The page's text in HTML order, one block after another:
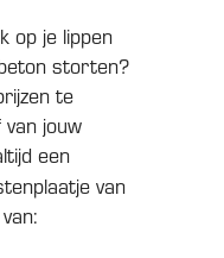
op je lippen
storten?
te
jouw
een
van